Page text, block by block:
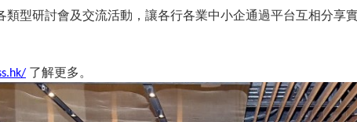
類型研討會及交流活動，讓各行各業中小企通過平台互相分享
了解更多。